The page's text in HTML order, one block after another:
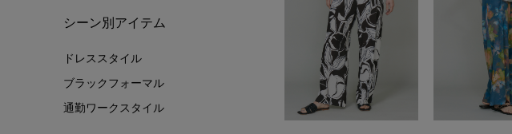
シーン別アイテム
ドレススタイル
ブラックフォーマル
通勤ワークスタイル